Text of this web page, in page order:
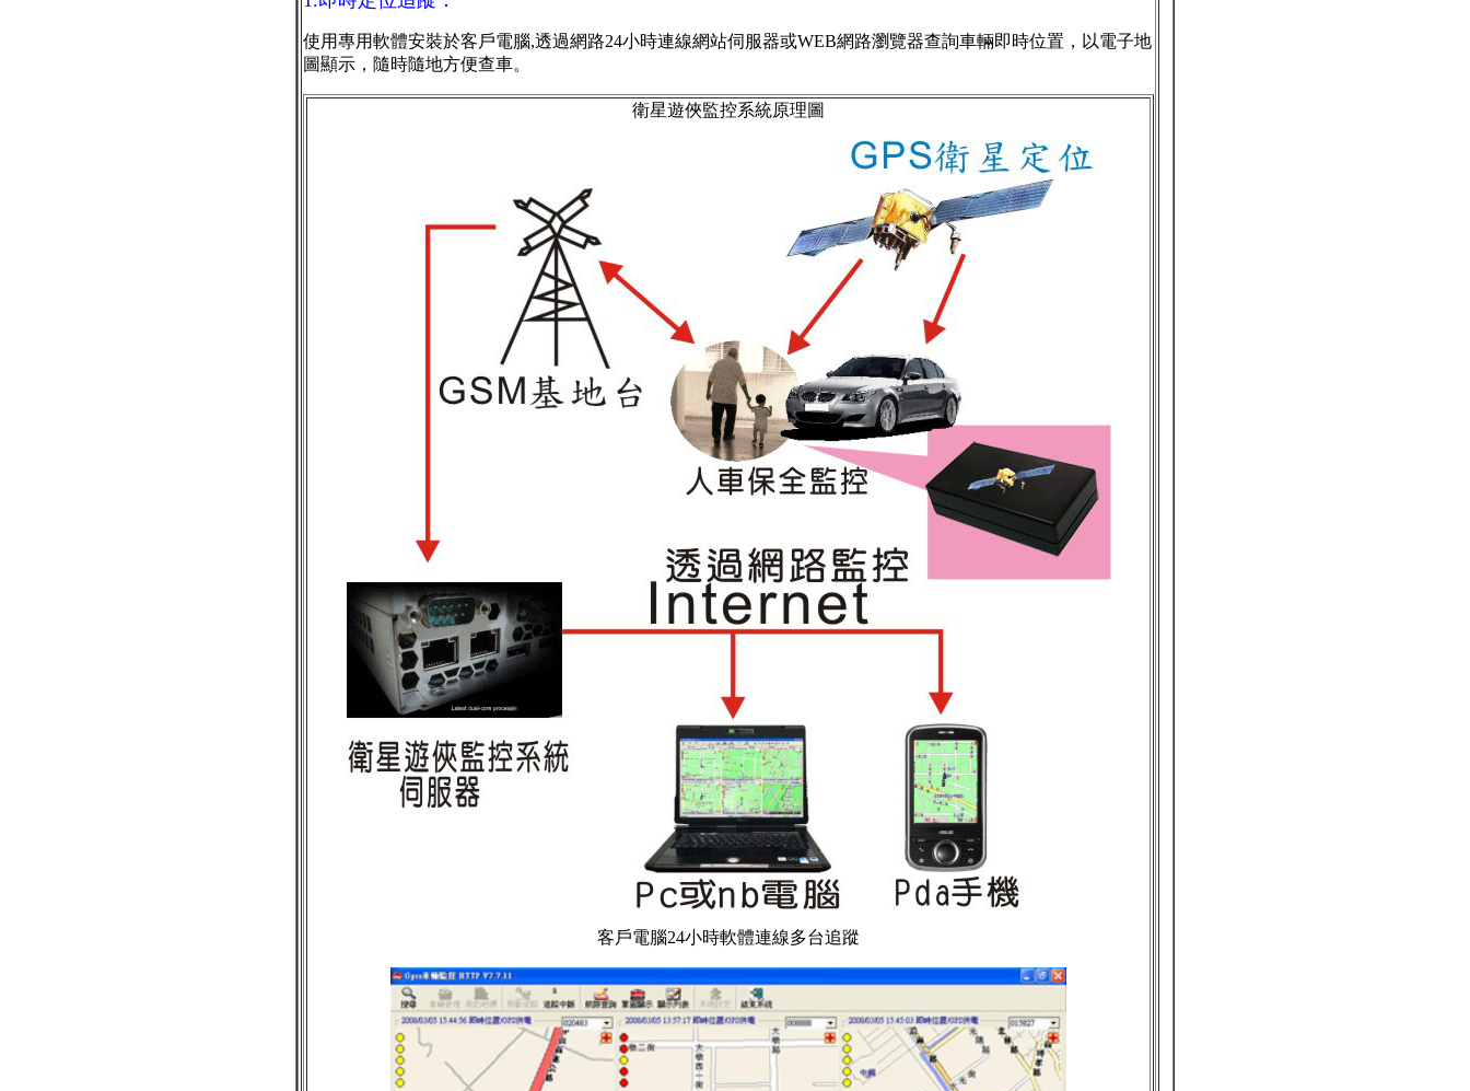
使用專用軟體安裝於客戶電腦,透過網路24小時連線網站伺服器或WEB網路瀏覽器查詢車輛即時位置，以電子地
圖顯示，隨時隨地方便查車。
衛星遊俠監控系統原理圖
客戶電腦24小時軟體連線多台追蹤